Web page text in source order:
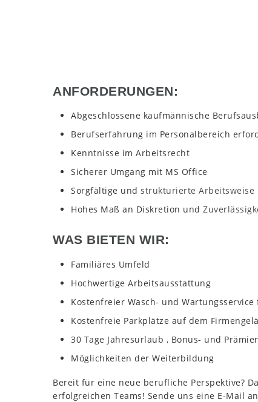
ANFORDERUNGEN:
Abgeschlossene kaufmännische
Berufserfahrung im Personalbereich
Kenntnisse im Arbeitsrecht
Sicherer Umgang mit MS Office
Sorgfältige und strukturierte Arbeitsweise
Hohes Maß an Diskretion und
WAS BIETEN WIR:
Familiäres Umfeld
Hochwertige Arbeitsausstattung
Kostenfreier Wasch- und
Kostenfreie Parkplätze auf dem
30 Tage Jahresurlaub , Bonus- und
Möglichkeiten der Weiterbildung
Bereit für eine neue berufliche Perspektive?
erfolgreichen Teams! Sende uns eine E-Mail an